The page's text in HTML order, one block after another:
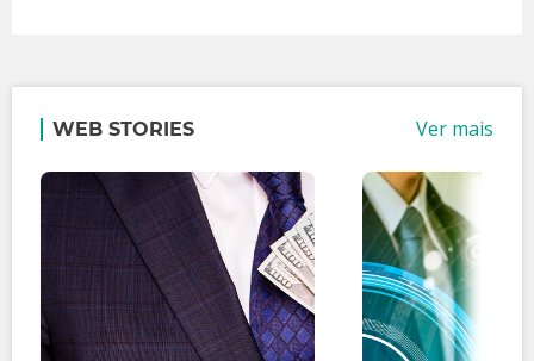
WEB STORIES Ver mais